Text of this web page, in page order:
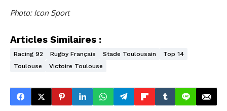
Photo: Icon Sport
Articles Similaires :
Racing 92 Rugby Français Stade Toulousain
Top 14
Toulouse
Victoire Toulouse